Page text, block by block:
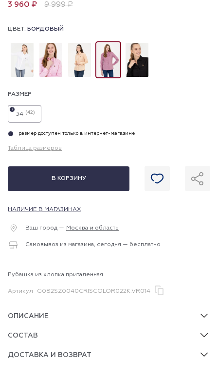
3 960 ₽ 9 999 ₽
ЦВЕТ: БОРДОВЫЙ
РАЗМЕР
34 (42)
i
i размер доступен только в интернет-магазине
Таблица размеров
В КОРЗИНУ
НАЛИЧИЕ В МАГАЗИНАХ
Ваш город — Москва и область
Самовывоз из магазина, сегодня — бесплатно
Рубашка из хлопка приталенная
Артикул G082SZ0040CRISCOLOR022K.VR014
ОПИСАНИЕ
СОСТАВ
ДОСТАВКА И ВОЗВРАТ